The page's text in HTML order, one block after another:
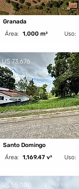
Granada
Área:
1,000 m² Uso:
U$ 73,676
Santo Domingo
Área:
1,169.47 v² Uso:
U$ 55,000